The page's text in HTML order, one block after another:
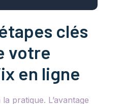
clés
votre
en ligne
pratique. L’avantage